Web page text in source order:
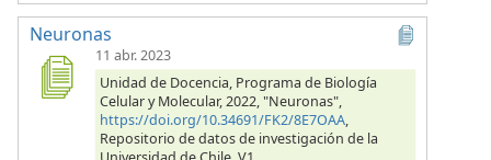
Neuronas
11 abr. 2023
Unidad de Docencia, Programa de Biología
Celular y Molecular, 2022, "Neuronas",
https://doi.org/10.34691/FK2/8E7OAA,
Repositorio de datos de investigación de la